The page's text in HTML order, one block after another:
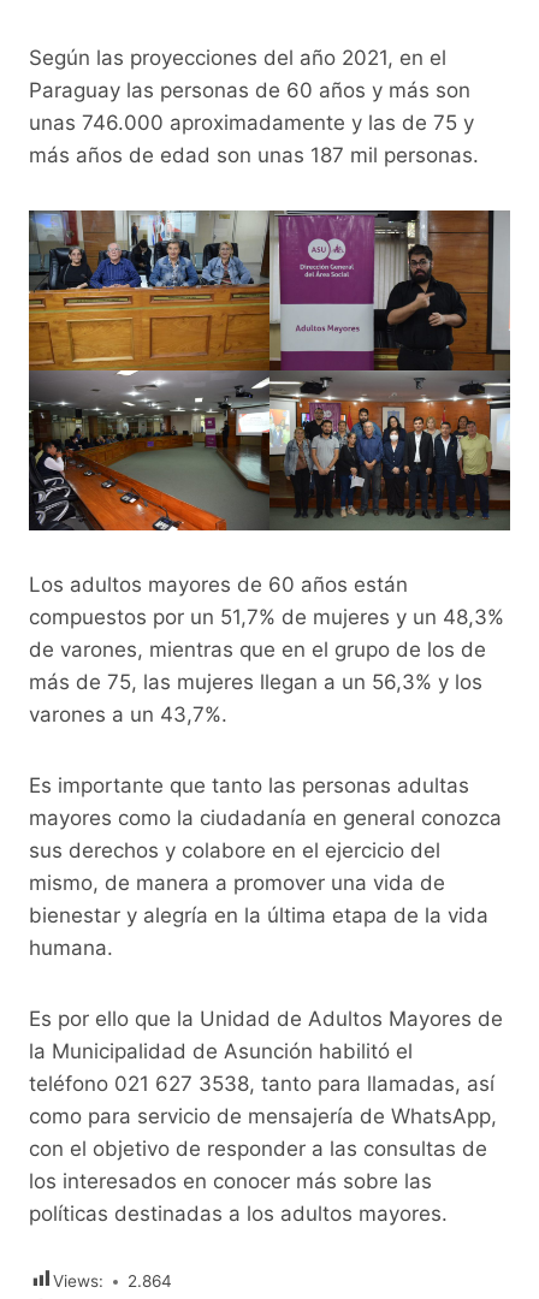
Según las proyecciones del año 2021, en el
Paraguay las personas de 60 años y más son
unas 746.000 aproximadamente y las de 75 y
más años de edad son unas 187 mil personas.
Los adultos mayores de 60 años están
compuestos por un 51,7% de mujeres y un 48,3%
de varones, mientras que en el grupo de los de
más de 75, las mujeres llegan a un 56,3% y los
varones a un 43,7%.
Es importante que tanto las personas adultas
mayores como la ciudadanía en general conozca
sus derechos y colabore en el ejercicio del
mismo, de manera a promover una vida de
bienestar y alegría en la última etapa de la vida
humana.
Es por ello que la Unidad de Adultos Mayores de
la Municipalidad de Asunción habilitó el
teléfono 021 627 3538, tanto para llamadas, así
como para servicio de mensajería de WhatsApp,
con el objetivo de responder a las consultas de
los interesados en conocer más sobre las
políticas destinadas a los adultos mayores.
Views: 2.864